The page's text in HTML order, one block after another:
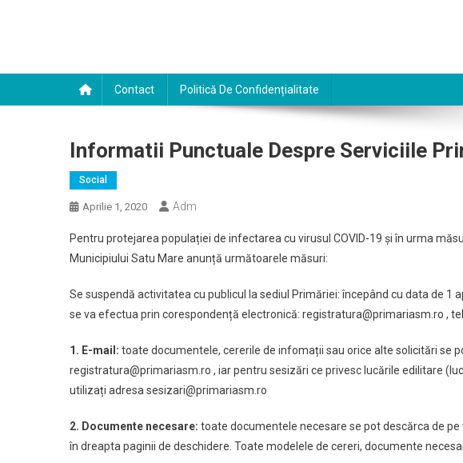
Contact Politică De Confidențialitate
Informatii Punctuale Despre Serviciile
Social
Aprilie 1, 2020 Adm
Pentru protejarea populației de infectarea cu virusul COVID-19 şi în urma
Municipiului Satu Mare anunță următoarele măsuri:
Se suspendă activitatea cu publicul la sediul Primăriei: începând cu data de 1
se va efectua prin corespondență electronică: registratura@primariasm.ro ,
1. E-mail: toate documentele, cererile de infomații sau orice alte solicitări se
registratura@primariasm.ro , iar pentru sesizări ce privesc lucările edilitare
utilizați adresa sesizari@primariasm.ro
2. Documente necesare: toate documentele necesare se pot descărca de
în dreapta paginii de deschidere. Toate modelele de cereri, documente